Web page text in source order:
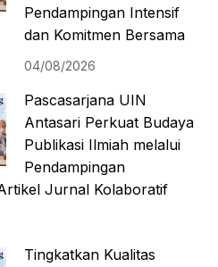
Pendampingan Intensif
dan Komitmen Bersama
04/08/2026
Pascasarjana UIN
Antasari Perkuat Budaya
Publikasi Ilmiah melalui
Pendampingan
Jurnal Kolaboratif
Tingkatkan Kualitas